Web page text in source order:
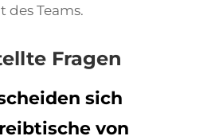
Teams.
Fragen
sich
von